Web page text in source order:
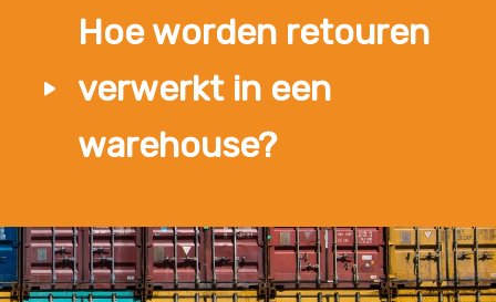
LOGISTIEKE OPLOSSINGEN
CONTACT
Hoe worden retouren
verwerkt in een
warehouse?